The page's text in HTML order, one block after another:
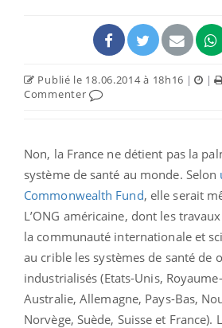
Publié le 18.06.2014 à 18h16 | |
Commenter
Non, la France ne détient pas la
système de santé au monde. Selon
Commonwealth Fund, elle serait
L’ONG américaine, dont les
la communauté internationale et
au crible les systèmes de santé de
industrialisés (Etats-Unis,
Australie, Allemagne, Pays-Bas,
Norvège, Suède, Suisse et France).